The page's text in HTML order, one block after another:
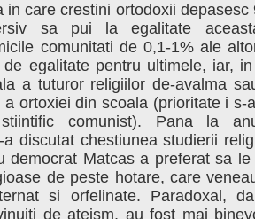
in care crestini ortodoxii depasesc
sa pui la egalitate
comunitati de 0,1-1% ale
de egalitate pentru ultimele, iar,
a tuturor religiilor de-avalma
a ortoxiei din scoala (prioritate i s-
comunist). Pana la
discutat chestiunea studierii
democrat Matcas a preferat sa
de peste hotare, care
si orfelinate. Paradoxal,
de ateism, au fost mai